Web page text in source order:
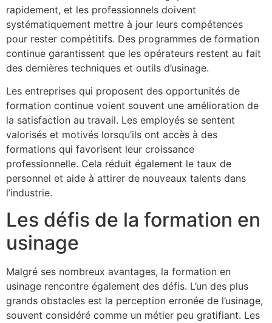
rapidement, et les professionnels doivent
systématiquement mettre à jour leurs compétences
pour rester compétitifs. Des programmes de formation
continue garantissent que les opérateurs restent au fait
des dernières techniques et outils d’usinage.
Les entreprises qui proposent des opportunités de
formation continue voient souvent une amélioration de
la satisfaction au travail. Les employés se sentent
valorisés et motivés lorsqu’ils ont accès à des
formations qui favorisent leur croissance
professionnelle. Cela réduit également le taux de
personnel et aide à attirer de nouveaux talents dans
l’industrie.
Les défis de la formation en
usinage
Malgré ses nombreux avantages, la formation en
usinage rencontre également des défis. L’un des plus
grands obstacles est la perception erronée de l’usinage,
souvent considéré comme un métier peu gratifiant. Les